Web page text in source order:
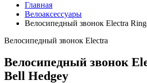
Главная
Велоаксессуары
Велосипедный звонок Electra
Велосипедный звонок Electra
Велосипедный звонок
Bell Hedgey